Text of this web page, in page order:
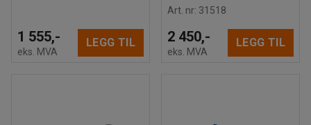
1 555,-
eks. MVA
LEGG TIL
Art. nr: 31518
2 450,-
eks. MVA
LEGG TIL